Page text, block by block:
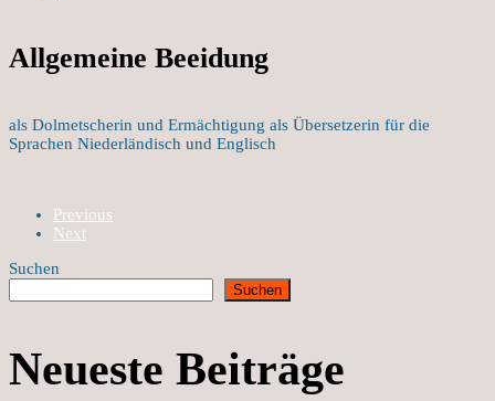
Allgemeine Beeidung
als Dolmetscherin und Ermächtigung als Übersetzerin für die
Sprachen Niederländisch und Englisch
Previous
Next
Suchen
Suchen
Neueste Beiträge